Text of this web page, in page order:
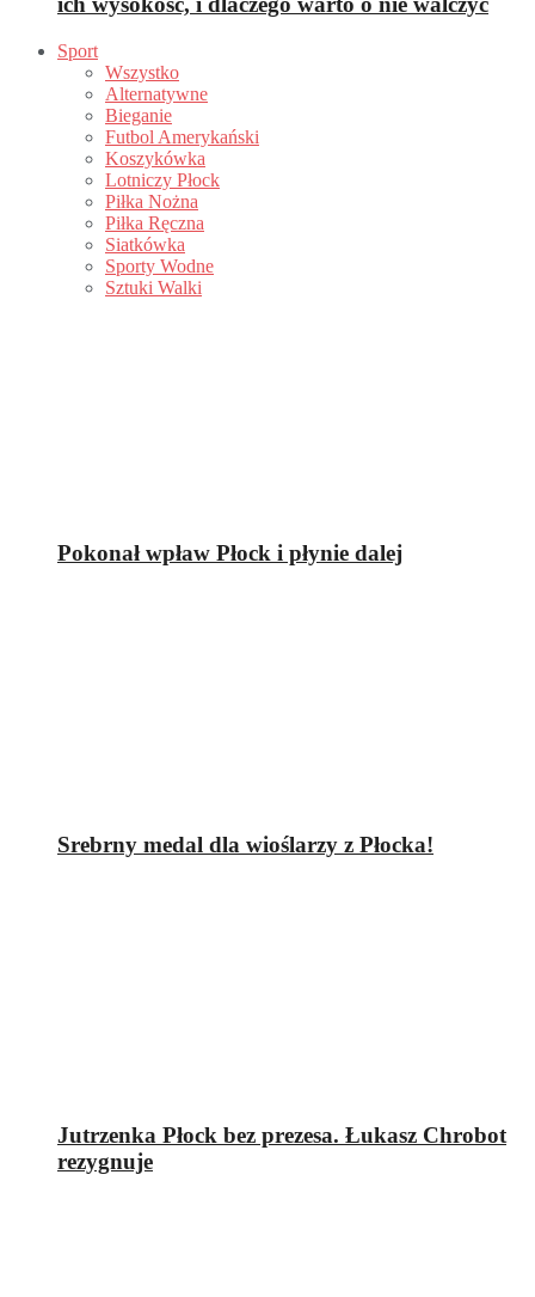
Sport
Wszystko
Alternatywne
Bieganie
Futbol Amerykański
Koszykówka
Lotniczy Płock
Piłka Nożna
Piłka Ręczna
Siatkówka
Sporty Wodne
Sztuki Walki
Pokonał wpław Płock i płynie dalej
Srebrny medal dla wioślarzy z Płocka!
Jutrzenka Płock bez prezesa. Łukasz Chrobot
rezygnuje